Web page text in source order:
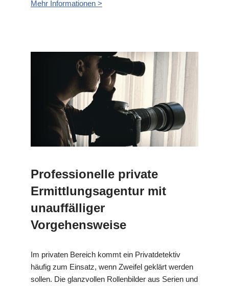
Mehr Informationen >
Professionelle private
Ermittlungsagentur mit
unauffälliger
Vorgehensweise
Im privaten Bereich kommt ein Privatdetektiv
häufig zum Einsatz, wenn Zweifel geklärt werden
sollen. Die glanzvollen Rollenbilder aus Serien und